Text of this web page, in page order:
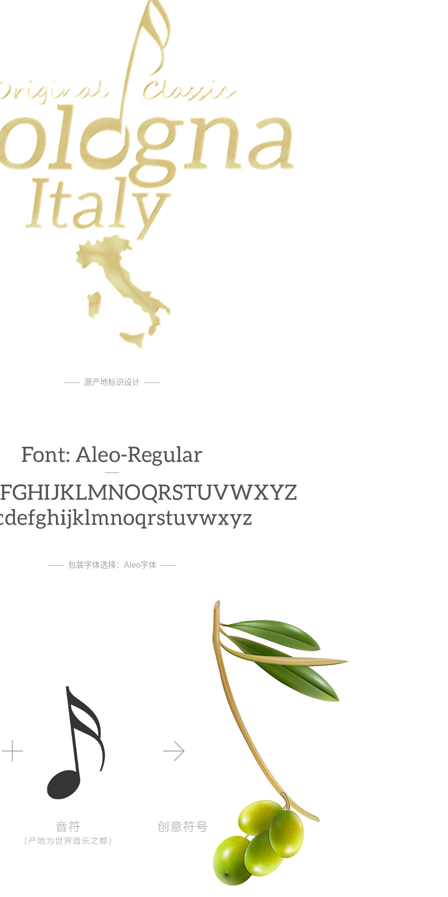
—— 源产地标识设计 ——
—— 包装字体选择：Aleo字体 ——